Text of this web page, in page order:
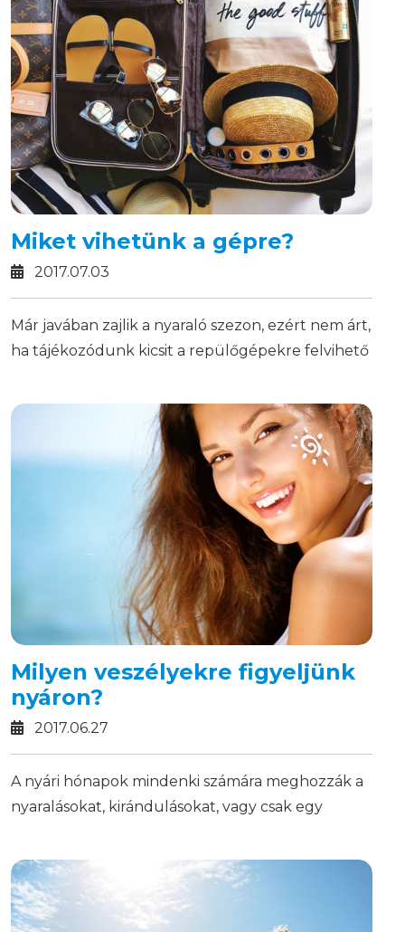
Miket vihetünk a gépre?
2017.07.03
Már javában zajlik a nyaraló szezon, ezért nem árt,
ha tájékozódunk kicsit a repülőgépekre felvihető
Milyen veszélyekre figyeljünk
nyáron?
2017.06.27
A nyári hónapok mindenki számára meghozzák a
nyaralásokat, kirándulásokat, vagy csak egy
árt tisztában lenni a veszélyekkel, amiket a hőség
vagy a napsugárzás okoz.